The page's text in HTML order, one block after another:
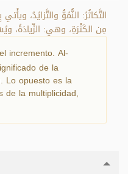
التَّكاثُرُ: النُّمُوُّ والتَّزايُدُ،
مِن الكَثْرَةِ، وهي: الزِّيادَةُ،
incremento. Al-
de la
Lo opuesto es la
de la multiplicidad,